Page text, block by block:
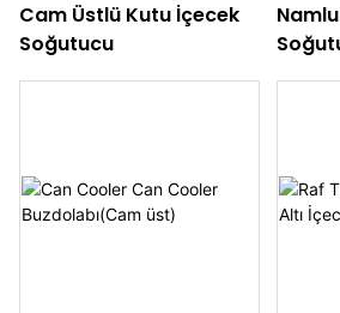
Cam Üstlü Kutu İçecek
Soğutucu